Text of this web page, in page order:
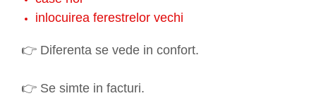
inlocuirea ferestrelor vechi
👉 Diferenta se vede in confort.
👉 Se simte in facturi.